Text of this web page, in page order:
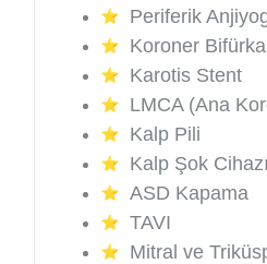
Periferik
Koroner
Karotis Stent
LMCA (Ana
Kalp Pili
Kalp Şok
ASD Kapama
TAVI
Mitral ve